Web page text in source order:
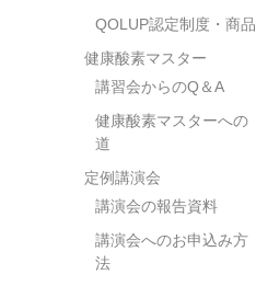
QOLUP認定制度・商品
健康酸素マスター
講習会からのQ＆A
健康酸素マスターへの
道
定例講演会
講演会の報告資料
講演会へのお申込み方
法